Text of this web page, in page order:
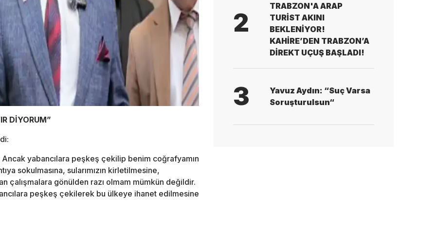
DİYORUM”
Ancak yabancılara peşkeş çekilip benim coğrafyamın
sokulmasına, sularımızın kirletilmesine,
çalışmalara gönülden razı olmam mümkün değildir.
peşkeş çekilerek bu ülkeye ihanet edilmesine
2
TRABZON'A ARAP
TURİST AKINI
BEKLENİYOR!
KAHİRE’DEN TRABZON’A
DİREKT UÇUŞ BAŞLADI!
3
Yavuz Aydın: “Suç Varsa
Soruşturulsun“